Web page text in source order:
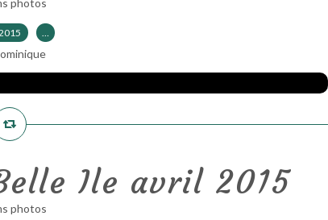
photos
…
Ile avril 2015
photos